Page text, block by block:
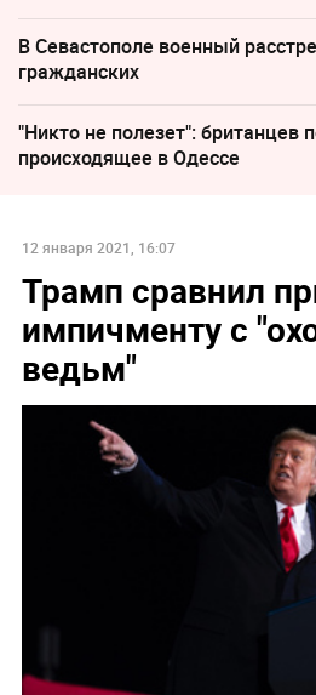
В Севастополе военный
гражданских
"Никто не полезет": британцев
происходящее в Одессе
12 января 2021, 16:07
Трамп сравнил
импичменту с
ведьм"